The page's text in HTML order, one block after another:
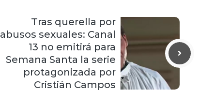
Tras querella por
abusos sexuales: Canal
13 no emitirá para
Semana Santa la serie
protagonizada por
Cristián Campos